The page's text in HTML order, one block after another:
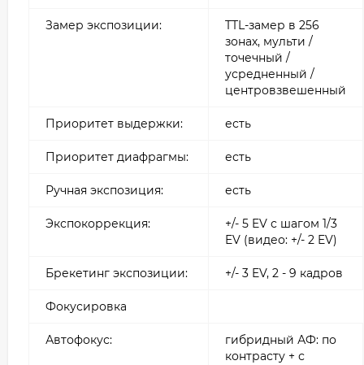
Замер экспозиции:
TTL-замер в 256
зонах, мульти /
точечный /
усредненный /
центровзвешенный
Приоритет выдержки: есть
Приоритет диафрагмы: есть
Ручная экспозиция: есть
Экспокоррекция:
+/- 5 EV с шагом 1/3
EV (видео: +/- 2 EV)
Брекетинг экспозиции: +/- 3 EV, 2 - 9 кадров
Фокусировка
Автофокус:
гибридный АФ: по
контрасту + с